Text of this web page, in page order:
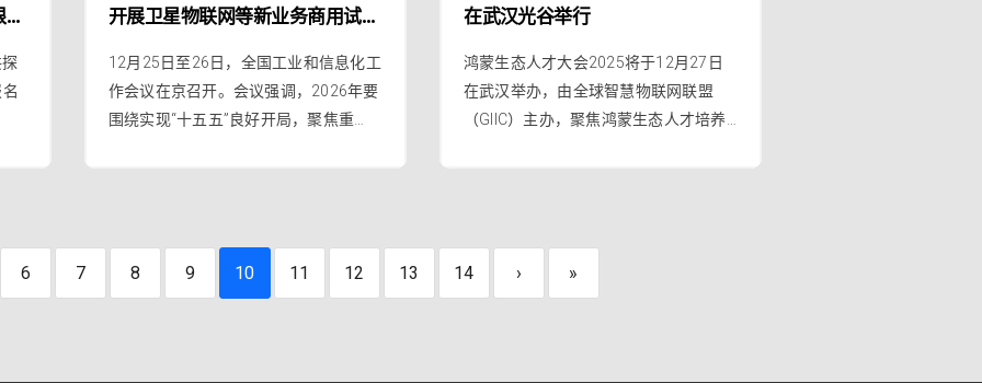
开展卫星物联网等新业务商用试
3200万；鸿蒙生态人才大会明天
启幕
12月25日至26日，全国工业和信息化工
作会议在京召开。会议强调，2026年要
围绕实现“十五五”良好开局，聚焦重
在武汉光谷举行
鸿蒙生态人才大会2025将于12月27日
在武汉举办，由全球智慧物联网联盟
（GIIC）主办，聚焦鸿蒙生态人才培养
6 7 8 9 10 11 12 13 14 › »